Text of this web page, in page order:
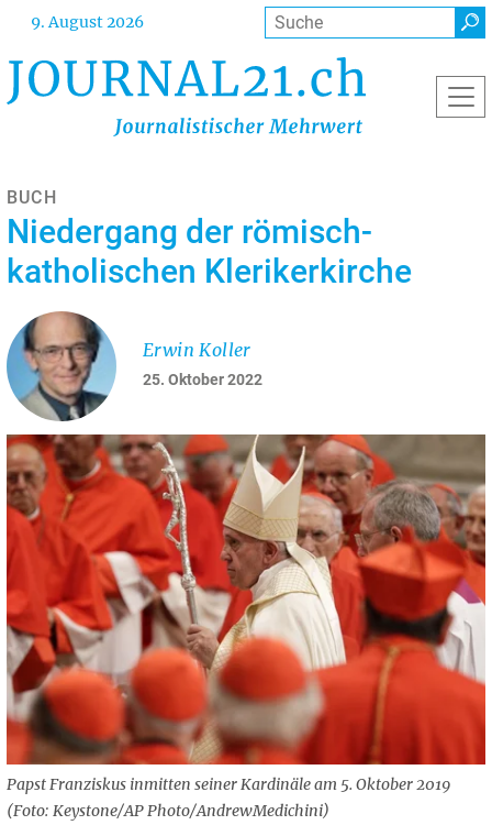
Direkt
Inhalt
9. August 2026 Suche
BUCH
Niedergang der römisch-
katholischen Klerikerkirche
25. Oktober 2022
Erwin Koller
Papst Franziskus inmitten seiner Kardinäle am 5. Oktober 2019
(Foto: Keystone/AP Photo/AndrewMedichini)